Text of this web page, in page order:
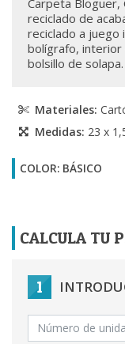
Carpeta
reciclado de
reciclado a
bolígrafo, interior
bolsillo de solapa.
Materiales:
Medidas: 23 x
COLOR: BÁSICO
CALCULA TU
1